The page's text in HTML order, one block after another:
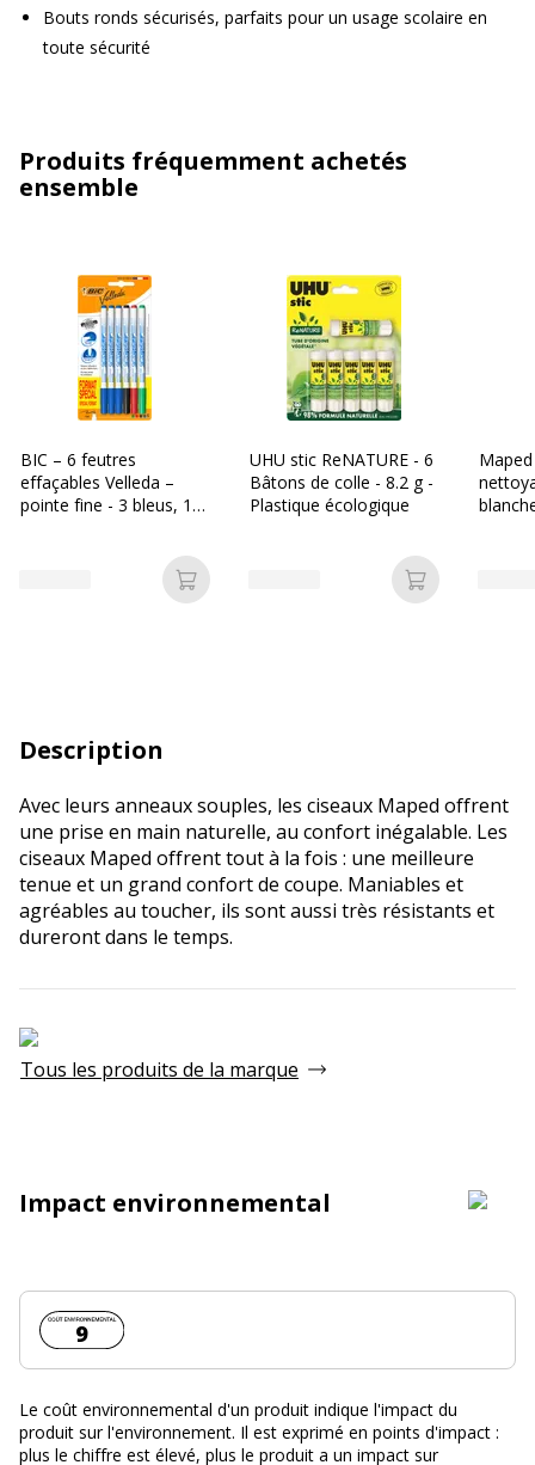
Bouts ronds sécurisés, parfaits pour un usage scolaire en
toute sécurité
Produits fréquemment achetés
ensemble
BIC – 6 feutres
effaçables Velleda –
pointe fine - 3 bleus, 1
Ajouter au panier
UHU stic ReNATURE - 6
Bâtons de colle - 8.2 g -
Plastique écologique
Ajouter au
Description
Avec leurs anneaux souples, les ciseaux Maped offrent
une prise en main naturelle, au confort inégalable. Les
ciseaux Maped offrent tout à la fois : une meilleure
tenue et un grand confort de coupe. Maniables et
agréables au toucher, ils sont aussi très résistants et
dureront dans le temps.
Tous les produits de la marque
Impact environnemental
Coût environnemental :
9
Le coût environnemental d'un produit indique l'impact du
produit sur l'environnement. Il est exprimé en points d'impact :
plus le chiffre est élevé, plus le produit a un impact sur